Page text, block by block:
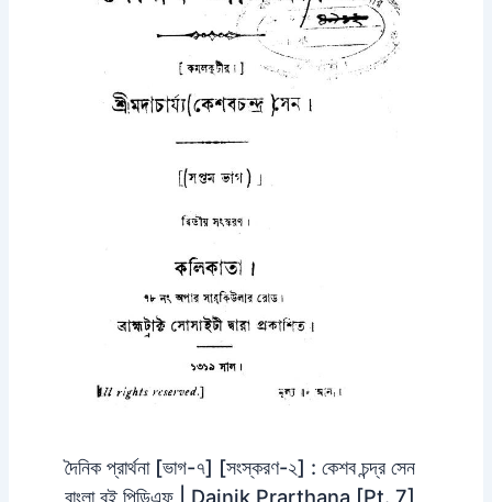
দৈনিক প্রার্থনা [ভাগ-৭] [সংস্করণ-২] : কেশব চন্দ্র সেন
বাংলা বই পিডিএফ | Dainik Prarthana [Pt. 7]